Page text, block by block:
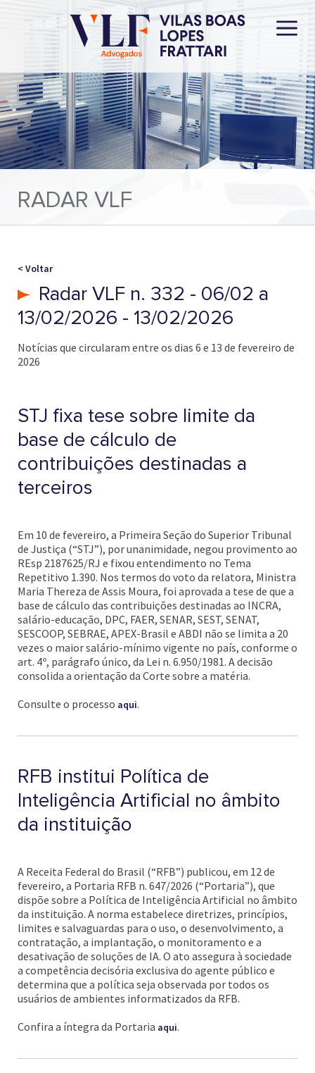
RADAR VLF
< Voltar
Radar VLF n. 332 - 06/02 a
13/02/2026 - 13/02/2026
Notícias que circularam entre os dias 6 e 13 de fevereiro de
2026
STJ fixa tese sobre limite da
base de cálculo de
contribuições destinadas a
terceiros
Em 10 de fevereiro, a Primeira Seção do Superior Tribunal
de Justiça (“STJ”), por unanimidade, negou provimento ao
REsp 2187625/RJ e fixou entendimento no Tema
Repetitivo 1.390. Nos termos do voto da relatora, Ministra
Maria Thereza de Assis Moura, foi aprovada a tese de que a
base de cálculo das contribuições destinadas ao INCRA,
salário-educação, DPC, FAER, SENAR, SEST, SENAT,
SESCOOP, SEBRAE, APEX-Brasil e ABDI não se limita a 20
vezes o maior salário-mínimo vigente no país, conforme o
art. 4º, parágrafo único, da Lei n. 6.950/1981. A decisão
consolida a orientação da Corte sobre a matéria.
Consulte o processo aqui.
RFB institui Política de
Inteligência Artificial no âmbito
da instituição
A Receita Federal do Brasil (“RFB”) publicou, em 12 de
fevereiro, a Portaria RFB n. 647/2026 (“Portaria”), que
dispõe sobre a Política de Inteligência Artificial no âmbito
da instituição. A norma estabelece diretrizes, princípios,
limites e salvaguardas para o uso, o desenvolvimento, a
contratação, a implantação, o monitoramento e a
desativação de soluções de IA. O ato assegura à sociedade
a competência decisória exclusiva do agente público e
determina que a política seja observada por todos os
usuários de ambientes informatizados da RFB.
Confira a íntegra da Portaria aqui.